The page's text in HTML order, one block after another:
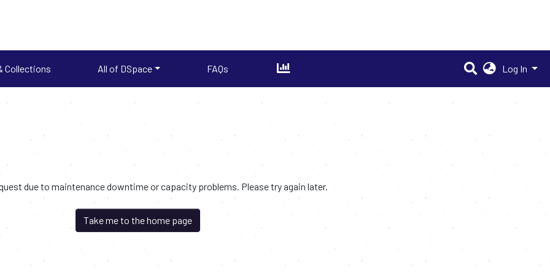
Collections All of DSpace FAQs Log In
due to maintenance downtime or capacity problems. Please try again later.
Take me to the home page